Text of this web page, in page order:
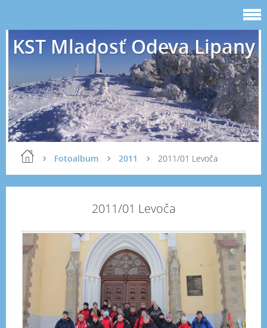
KST Mladosť Odeva Lipany
Fotoalbum 2011 2011/01 Levoča
2011/01 Levoča